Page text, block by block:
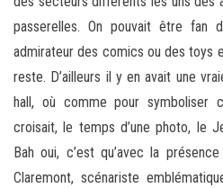
passerelles. On pouvait être fan
admirateur des comics ou des toys
reste. D’ailleurs il y en avait une
hall, où comme pour symboliser
croisait, le temps d’une photo, le
Bah oui, c’est qu’avec la
Claremont, scénariste